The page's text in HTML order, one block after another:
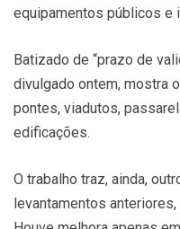
equipamentos públicos e
Batizado de “prazo de
divulgado ontem, mostra
pontes, viadutos,
edificações.
O trabalho traz, ainda,
levantamentos